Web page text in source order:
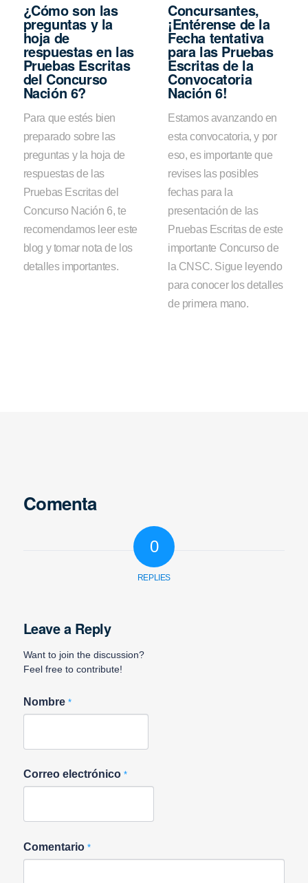
¿Cómo son las
preguntas y la
hoja de
respuestas en las
Pruebas Escritas
del Concurso
Nación 6?
Para que estés bien
preparado sobre las
preguntas y la hoja de
respuestas de las
Pruebas Escritas del
Concurso Nación 6, te
recomendamos leer este
blog y tomar nota de los
detalles importantes.
Concursantes,
¡Entérense de la
Fecha tentativa
para las Pruebas
Escritas de la
Convocatoria
Nación 6!
Estamos avanzando en
esta convocatoria, y por
eso, es importante que
revises las posibles
fechas para la
presentación de las
Pruebas Escritas de este
importante Concurso de
la CNSC. Sigue leyendo
para conocer los detalles
de primera mano.
Comenta
0
REPLIES
Leave a Reply
Want to join the discussion?
Feel free to contribute!
Nombre *
Correo electrónico *
Comentario *